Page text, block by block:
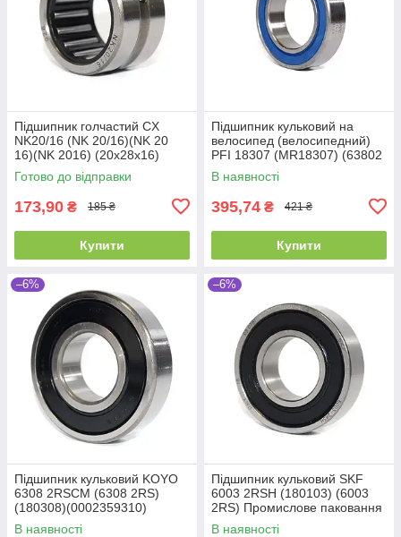
Підшипник голчастий CX
NK20/16 (NK 20/16)(NK 20
16)(NK 2016) (20x28x16)
Готово до відправки
173,90 ₴ 185 ₴
Купити
Підшипник кульковий на
велосипед (велосипедний)
PFI 18307 (MR18307) (63802
В наявності
395,74 ₴ 421 ₴
Купити
–6%
Підшипник кульковий KOYO
6308 2RSCM (6308 2RS)
(180308)(0002359310)
(0002440310) (40x90x23)
В наявності
–6%
Підшипник кульковий SKF
6003 2RSH (180103) (6003
2RS) Промислове паковання
(17x35x10)
В наявності